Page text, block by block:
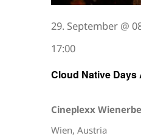
Cloud Native Days
29. September @
17:00
Cineplexx
Wien, Austria